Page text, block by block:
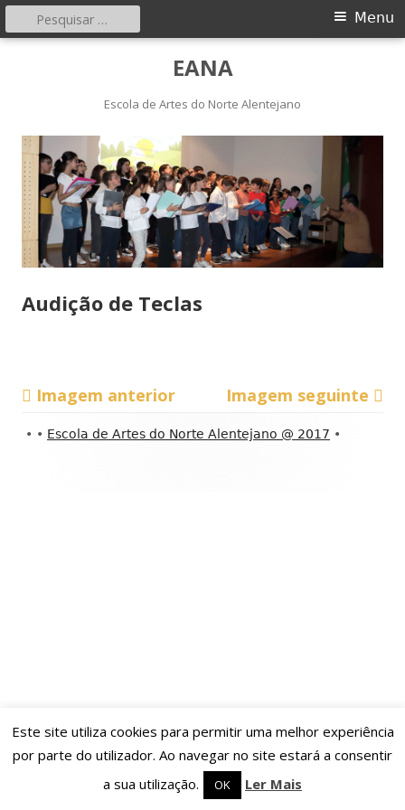
EANA
Escola de Artes do Norte Alentejano
Menu
principal
Menu
Pesquisar
por:
Audição de Teclas
Imagem anterior Imagem seguinte
Conteúdo
• • Escola de Artes do Norte Alentejano @ 2017 •
Este site utiliza cookies para permitir uma melhor experiência
por parte do utilizador. Ao navegar no site estará a consentir
a sua utilização.
OK Ler Mais